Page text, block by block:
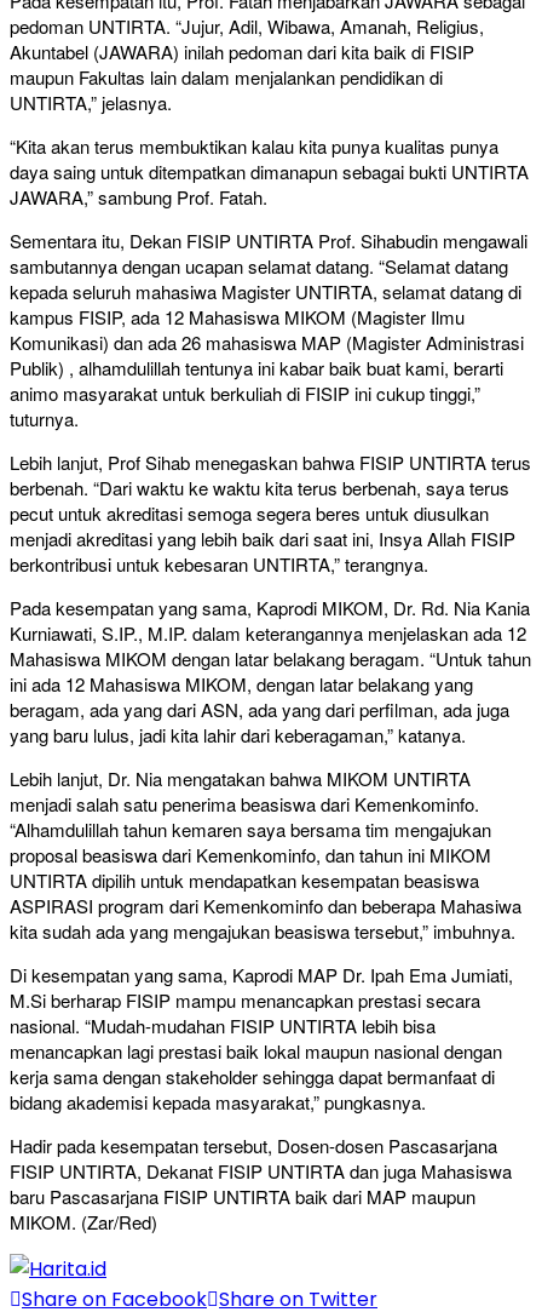
pedoman UNTIRTA. “Jujur, Adil, Wibawa, Amanah, Religius,
Akuntabel (JAWARA) inilah pedoman dari kita baik di FISIP
maupun Fakultas lain dalam menjalankan pendidikan di
UNTIRTA,” jelasnya.
“Kita akan terus membuktikan kalau kita punya kualitas punya
daya saing untuk ditempatkan dimanapun sebagai bukti UNTIRTA
JAWARA,” sambung Prof. Fatah.
Sementara itu, Dekan FISIP UNTIRTA Prof. Sihabudin mengawali
sambutannya dengan ucapan selamat datang. “Selamat datang
kepada seluruh mahasiwa Magister UNTIRTA, selamat datang di
kampus FISIP, ada 12 Mahasiswa MIKOM (Magister Ilmu
Komunikasi) dan ada 26 mahasiswa MAP (Magister Administrasi
Publik) , alhamdulillah tentunya ini kabar baik buat kami, berarti
animo masyarakat untuk berkuliah di FISIP ini cukup tinggi,”
tuturnya.
Lebih lanjut, Prof Sihab menegaskan bahwa FISIP UNTIRTA terus
berbenah. “Dari waktu ke waktu kita terus berbenah, saya terus
pecut untuk akreditasi semoga segera beres untuk diusulkan
menjadi akreditasi yang lebih baik dari saat ini, Insya Allah FISIP
berkontribusi untuk kebesaran UNTIRTA,” terangnya.
Pada kesempatan yang sama, Kaprodi MIKOM, Dr. Rd. Nia Kania
Kurniawati, S.IP., M.IP. dalam keterangannya menjelaskan ada 12
Mahasiswa MIKOM dengan latar belakang beragam. “Untuk tahun
ini ada 12 Mahasiswa MIKOM, dengan latar belakang yang
beragam, ada yang dari ASN, ada yang dari perfilman, ada juga
yang baru lulus, jadi kita lahir dari keberagaman,” katanya.
Lebih lanjut, Dr. Nia mengatakan bahwa MIKOM UNTIRTA
menjadi salah satu penerima beasiswa dari Kemenkominfo.
“Alhamdulillah tahun kemaren saya bersama tim mengajukan
proposal beasiswa dari Kemenkominfo, dan tahun ini MIKOM
UNTIRTA dipilih untuk mendapatkan kesempatan beasiswa
ASPIRASI program dari Kemenkominfo dan beberapa Mahasiwa
kita sudah ada yang mengajukan beasiswa tersebut,” imbuhnya.
Di kesempatan yang sama, Kaprodi MAP Dr. Ipah Ema Jumiati,
M.Si berharap FISIP mampu menancapkan prestasi secara
nasional. “Mudah-mudahan FISIP UNTIRTA lebih bisa
menancapkan lagi prestasi baik lokal maupun nasional dengan
kerja sama dengan stakeholder sehingga dapat bermanfaat di
bidang akademisi kepada masyarakat,” pungkasnya.
Hadir pada kesempatan tersebut, Dosen-dosen Pascasarjana
FISIP UNTIRTA, Dekanat FISIP UNTIRTA dan juga Mahasiswa
baru Pascasarjana FISIP UNTIRTA baik dari MAP maupun
MIKOM. (Zar/Red)
Share on Facebook Share on Twitter